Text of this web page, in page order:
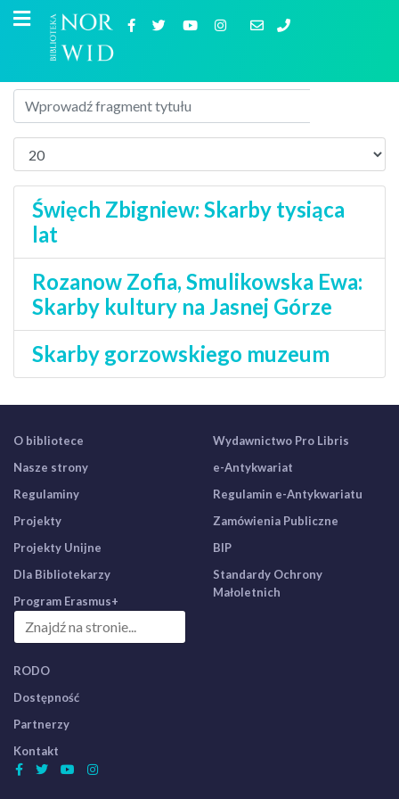
Święch Zbigniew: Skarby tysiąca
lat
Rozanow Zofia, Smulikowska Ewa:
Skarby kultury na Jasnej Górze
Skarby gorzowskiego muzeum
O bibliotece
Nasze strony
Regulaminy
Projekty
Projekty Unijne
Dla Bibliotekarzy
Program Erasmus+
Wydawnictwo Pro Libris
e-Antykwariat
Regulamin e-Antykwariatu
Zamówienia Publiczne
BIP
Standardy Ochrony
Małoletnich
RODO
Dostępność
Partnerzy
Kontakt